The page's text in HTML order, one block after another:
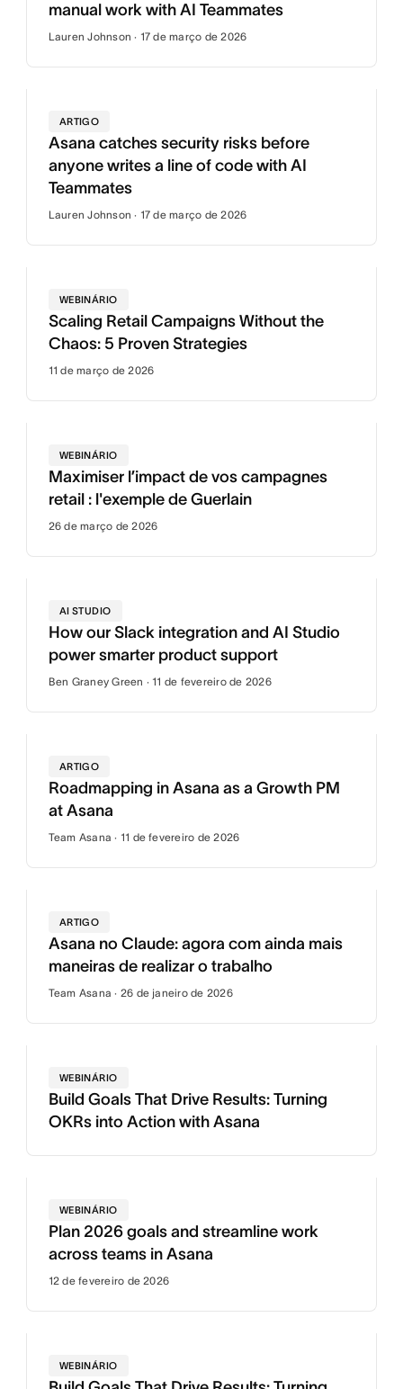
manual work with AI Teammates
Lauren Johnson · 17 de março de 2026
ARTIGO
Asana catches security risks before
anyone writes a line of code with AI
Teammates
Lauren Johnson · 17 de março de 2026
WEBINÁRIO
Scaling Retail Campaigns Without the
Chaos: 5 Proven Strategies
11 de março de 2026
WEBINÁRIO
Maximiser l’impact de vos campagnes
retail : l'exemple de Guerlain
26 de março de 2026
AI STUDIO
How our Slack integration and AI Studio
power smarter product support
Ben Graney Green · 11 de fevereiro de 2026
ARTIGO
Roadmapping in Asana as a Growth PM
at Asana
Team Asana · 11 de fevereiro de 2026
ARTIGO
Asana no Claude: agora com ainda mais
maneiras de realizar o trabalho
Team Asana · 26 de janeiro de 2026
WEBINÁRIO
Build Goals That Drive Results: Turning
OKRs into Action with Asana
WEBINÁRIO
Plan 2026 goals and streamline work
across teams in Asana
12 de fevereiro de 2026
WEBINÁRIO